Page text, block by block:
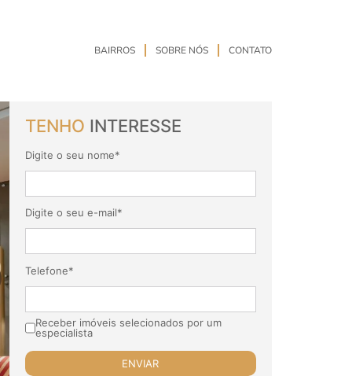
BAIRROS SOBRE NÓS CONTATO
TENHO INTERESSE
Digite o seu nome*
Digite o seu e-mail*
Telefone*
Receber imóveis selecionados por um
especialista